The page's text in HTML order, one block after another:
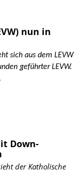
nun in
sich aus dem LEVW
geführter LEVW.
Down-
der Katholische